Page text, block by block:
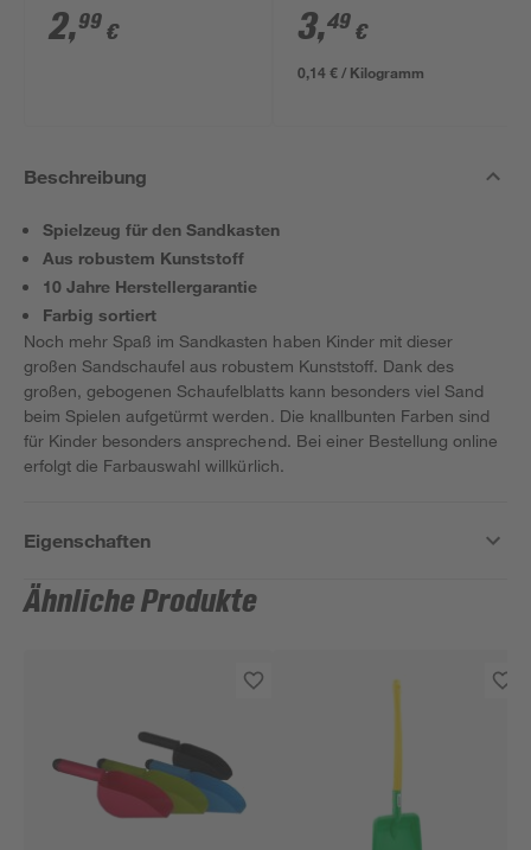
'Sommer, Sonne,
Sand' Ø 12 cm, 4
2,99 € 3,49 €
0,14 € / Kilogramm
Beschreibung
Spielzeug für den Sandkasten
Aus robustem Kunststoff
10 Jahre Herstellergarantie
Farbig sortiert
Noch mehr Spaß im Sandkasten haben Kinder mit dieser
großen Sandschaufel aus robustem Kunststoff. Dank des
großen, gebogenen Schaufelblatts kann besonders viel Sand
beim Spielen aufgetürmt werden. Die knallbunten Farben sind
für Kinder besonders ansprechend. Bei einer Bestellung online
erfolgt die Farbauswahl willkürlich.
Eigenschaften
Ähnliche Produkte